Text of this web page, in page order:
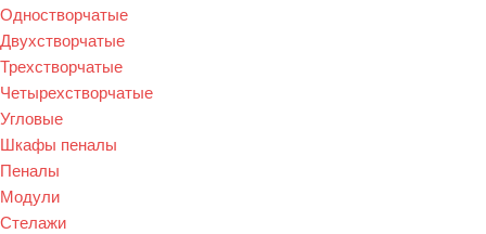
Одностворчатые
Двухстворчатые
Трехстворчатые
Четырехстворчатые
Угловые
Шкафы пеналы
Пеналы
Модули
Стелажи